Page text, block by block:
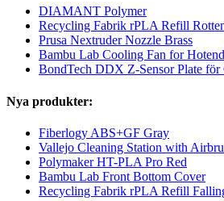
DIAMANT Polymer
Recycling Fabrik rPLA Refill
Prusa Nextruder Nozzle Brass
Bambu Lab Cooling Fan for Hotend
BondTech DDX Z-Sensor Plate
Nya produkter:
Fiberlogy ABS+GF Gray
Vallejo Cleaning Station with
Polymaker HT-PLA Pro Red
Bambu Lab Front Bottom Cover
Recycling Fabrik rPLA Refill